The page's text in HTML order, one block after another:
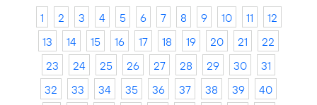
1 2 3 4 5 6 7 8 9 10 11
12
13
14 15 16 17 18 19 20 21
22
23
24 25 26 27 28 29 30
31
32
33 34 35 36 37 38 39
40